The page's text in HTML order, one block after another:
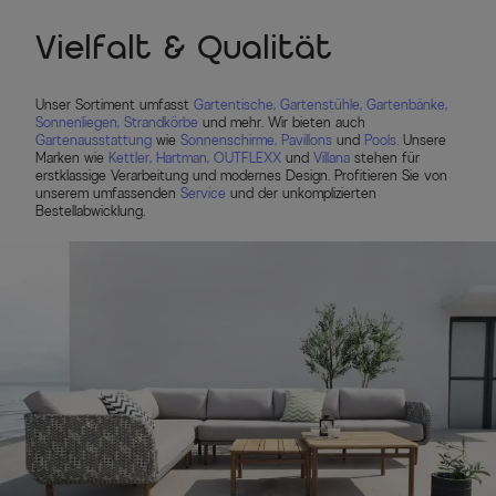
Vielfalt & Qualität
Unser Sortiment umfasst Gartentische, Gartenstühle, Gartenbänke,
Sonnenliegen, Strandkörbe und mehr. Wir bieten auch
Gartenausstattung wie Sonnenschirme, Pavillons und Pools. Unsere
Marken wie Kettler, Hartman, OUTFLEXX und Villana stehen für
erstklassige Verarbeitung und modernes Design. Profitieren Sie von
unserem umfassenden Service und der unkomplizierten
Bestellabwicklung.